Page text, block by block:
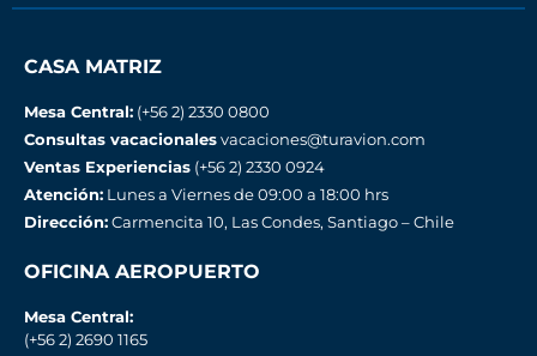
CASA MATRIZ
Mesa Central: (+56 2) 2330 0800
Consultas vacacionalesvacaciones@turavion.com
Ventas Experiencias (+56 2) 2330 0924
Atención: Lunes a Viernes de 09:00 a 18:00 hrs
Dirección:Carmencita 10, Las Condes, Santiago – Chile
OFICINA AEROPUERTO
Mesa Central:
(+56 2) 2690 1165